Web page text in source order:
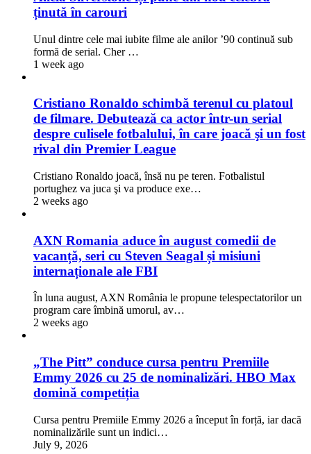
ținută în carouri
Unul dintre cele mai iubite filme ale anilor ’90 continuă sub
formă de serial. Cher …
1 week ago
Cristiano Ronaldo schimbă terenul cu platoul
de filmare. Debutează ca actor într-un serial
despre culisele fotbalului, în care joacă şi un fost
rival din Premier League
Cristiano Ronaldo joacă, însă nu pe teren. Fotbalistul
portughez va juca şi va produce exe…
2 weeks ago
AXN Romania aduce în august comedii de
vacanță, seri cu Steven Seagal și misiuni
internaționale ale FBI
În luna august, AXN România le propune telespectatorilor un
program care îmbină umorul, av…
2 weeks ago
„The Pitt” conduce cursa pentru Premiile
Emmy 2026 cu 25 de nominalizări. HBO Max
domină competiția
Cursa pentru Premiile Emmy 2026 a început în forță, iar dacă
nominalizările sunt un indici…
July 9, 2026